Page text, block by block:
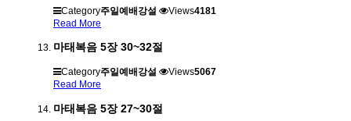
Category주일예배강설 Views4181
Read More
마태복음 5장 30~32절
Category주일예배강설 Views5067
Read More
마태복음 5장 27~30절